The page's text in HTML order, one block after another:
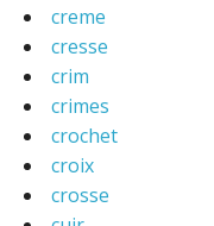
creme
cresse
crim
crimes
crochet
croix
crosse